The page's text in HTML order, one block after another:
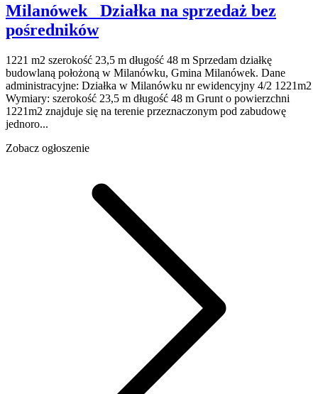
Milanówek Działka na sprzedaż bez
pośredników
1221 m2 szerokość 23,5 m długość 48 m Sprzedam działkę
budowlaną położoną w Milanówku, Gmina Milanówek. Dane
administracyjne: Działka w Milanówku nr ewidencyjny 4/2 1221m2
Wymiary: szerokość 23,5 m długość 48 m Grunt o powierzchni
1221m2 znajduje się na terenie przeznaczonym pod zabudowę
jednoro...
Zobacz ogłoszenie